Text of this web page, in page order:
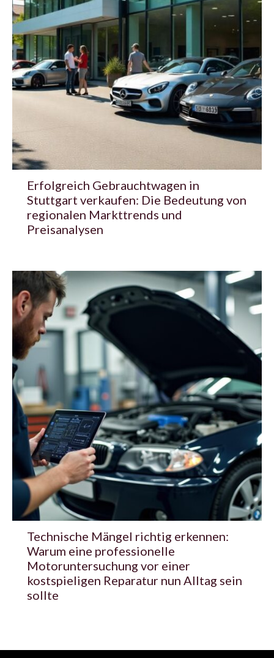
Erfolgreich Gebrauchtwagen in
Stuttgart verkaufen: Die Bedeutung von
regionalen Markttrends und
Preisanalysen
Technische Mängel richtig erkennen:
Warum eine professionelle
Motoruntersuchung vor einer
kostspieligen Reparatur nun Alltag sein
sollte